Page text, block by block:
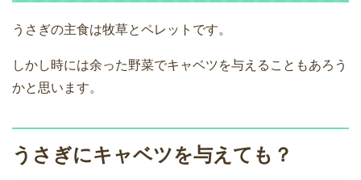
うさぎの主食は牧草とペレットです。
しかし時には余った野菜でキャベツを与えることもあろう
かと思います。
うさぎにキャベツを与えても？